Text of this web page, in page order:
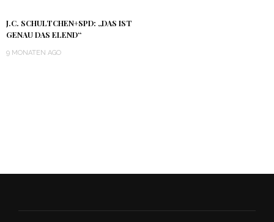
J.C. SCHULTCHEN+SPD: „DAS IST
GENAU DAS ELEND“
9 MONATEN AGO